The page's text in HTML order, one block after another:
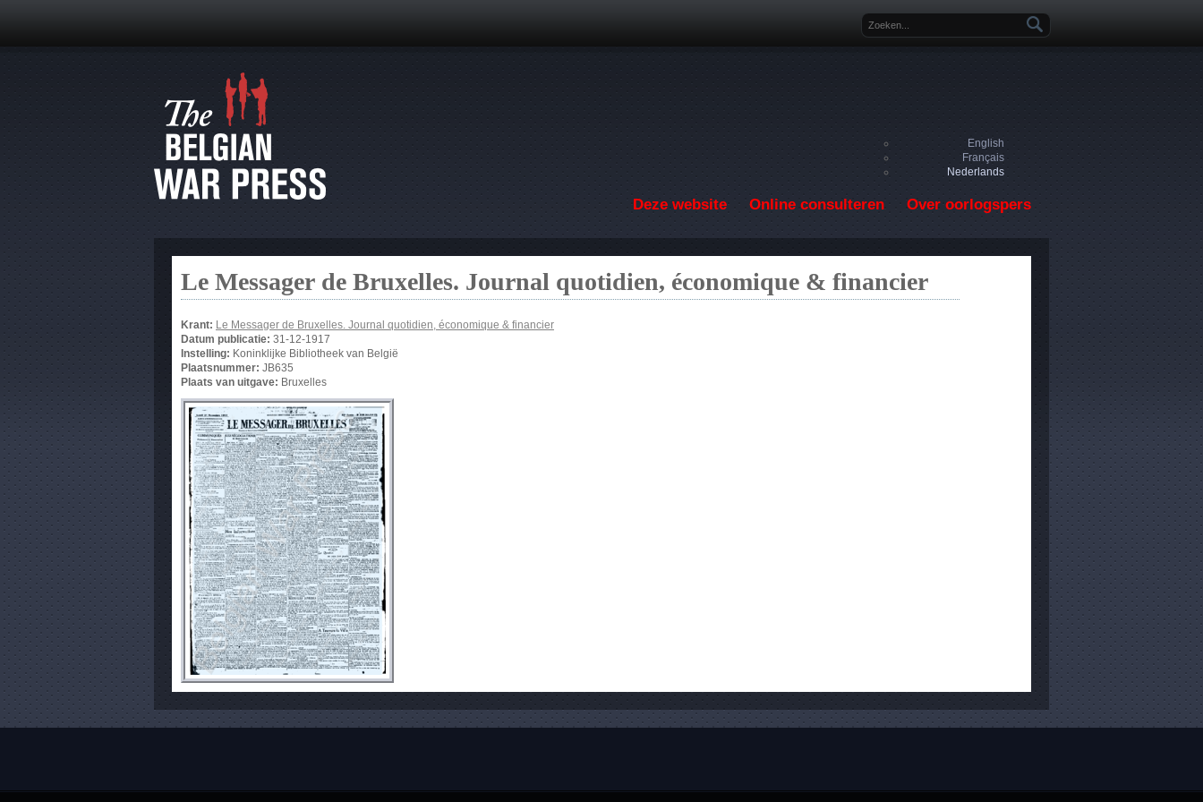
Zoekveld
English
Français
Nederlands
Deze website Online consulteren Over oorlogspers
Le Messager de Bruxelles. Journal quotidien, économique & financier
Krant: Le Messager de Bruxelles. Journal quotidien, économique & financier
Datum publicatie: 31-12-1917
Instelling: Koninklijke Bibliotheek van België
Plaatsnummer: JB635
Plaats van uitgave: Bruxelles